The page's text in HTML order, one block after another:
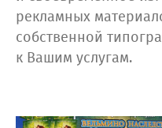
рекламных
собственной
к Вашим услугам.